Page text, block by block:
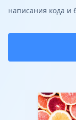
написания кода и